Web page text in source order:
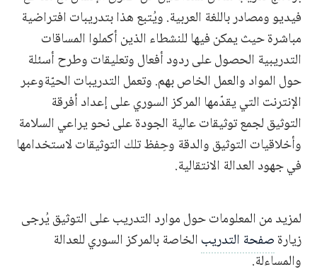
فيديو ومصادر باللغة العربية. ويُتبع هذا بتدريبات افتراضية
مباشرة حيث يمكن فيها للنشطاء الذين أكملوا المساقات
التدريبية الحصول على ردود أفعال وتعليقات وطرح أسئلة
حول المواد والعمل الخاص بهم. وتعمل التدريبات الحيّةوعبر
الإنترنت التي يقدّمها المركز السوري على إعداد أفرقة
التوثيق لجمع توثيقات عالية الجودة على نحو يراعي السلامة
وأخلاقيات التوثيق والدقة وحِفظ تلك التوثيقات لاستخدامها
في جهود العدالة الانتقالية.
لمزيد من المعلومات حول موارد التدريب على التوثيق يُرجى
زيارةصفحة التدريبالخاصة بالمركز السوري للعدالة
والمساءلة.